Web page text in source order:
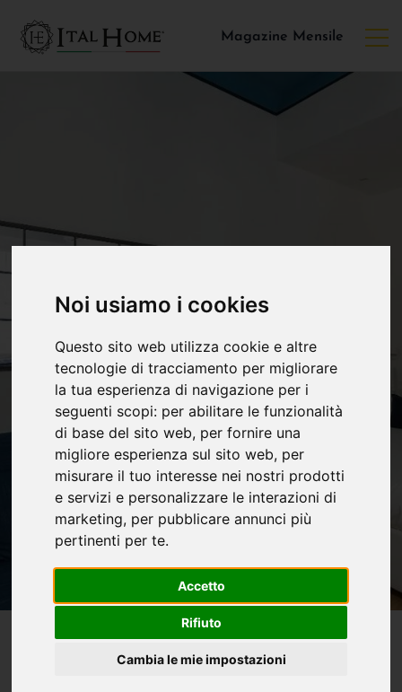
Noi usiamo i cookies
Questo sito web utilizza cookie e altre
tecnologie di tracciamento per migliorare
la tua esperienza di navigazione per i
seguenti scopi: per abilitare le funzionalità
di base del sito web, per fornire una
migliore esperienza sul sito web, per
misurare il tuo interesse nei nostri prodotti
e servizi e personalizzare le interazioni di
marketing, per pubblicare annunci più
pertinenti per te.
Accetto
Rifiuto
Cambia le mie impostazioni
Magazine Mensile
Stupendo Monolocale Da